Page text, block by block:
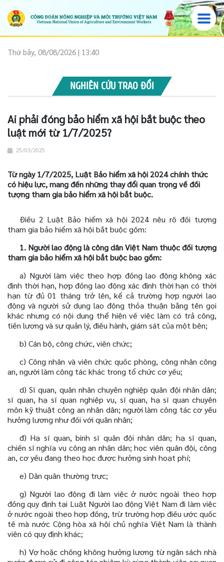
Thứ bảy, 08/08/2026 | 13:40
NGHIÊN CỨU TRAO ĐỔI
Ai phải đóng bảo hiểm xã hội bắt buộc theo
luật mới từ 1/7/2025?
25/03/2025
Từ ngày 1/7/2025, Luật Bảo hiểm xã hội 2024 chính thức
có hiệu lực, mang đến những thay đổi quan trọng về đối
tượng tham gia bảo hiểm xã hội bắt buộc.
Điều 2 Luật Bảo hiểm xã hội 2024 nêu rõ đối tượng
tham gia bảo hiểm xã hội bắt buộc gồm:
1. Người lao động là công dân Việt Nam thuộc đối tượng
tham gia bảo hiểm xã hội bắt buộc bao gồm:
a) Người làm việc theo hợp đồng lao động không xác
định thời hạn, hợp đồng lao động xác định thời hạn có thời
hạn từ đủ 01 tháng trở lên, kể cả trường hợp người lao
động và người sử dụng lao động thỏa thuận bằng tên gọi
khác nhưng có nội dung thể hiện về việc làm có trả công,
tiền lương và sự quản lý, điều hành, giám sát của một bên;
b) Cán bộ, công chức, viên chức;
c) Công nhân và viên chức quốc phòng, công nhân công
an, người làm công tác khác trong tổ chức cơ yếu;
d) Sĩ quan, quân nhân chuyên nghiệp quân đội nhân dân;
sĩ quan, hạ sĩ quan nghiệp vụ, sĩ quan, hạ sĩ quan chuyên
môn kỹ thuật công an nhân dân; người làm công tác cơ yếu
hưởng lương như đối với quân nhân;
đ) Hạ sĩ quan, binh sĩ quân đội nhân dân; hạ sĩ quan,
chiến sĩ nghĩa vụ công an nhân dân; học viên quân đội, công
an, cơ yếu đang theo học được hưởng sinh hoạt phí;
e) Dân quân thường trực;
g) Người lao động đi làm việc ở nước ngoài theo hợp
đồng quy định tại Luật Người lao động Việt Nam đi làm việc
ở nước ngoài theo hợp đồng, trừ trường hợp điều ước quốc
tế mà nước Cộng hòa xã hội chủ nghĩa Việt Nam là thành
viên có quy định khác;
h) Vợ hoặc chồng không hưởng lương từ ngân sách nhà